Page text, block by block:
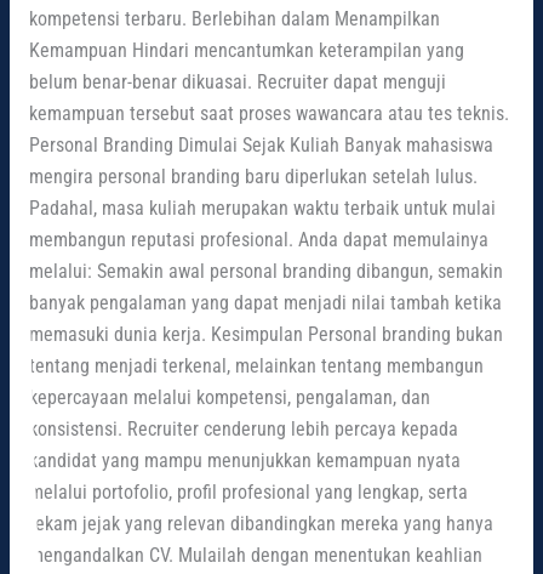
kompetensi terbaru. Berlebihan dalam Menampilkan
Kemampuan Hindari mencantumkan keterampilan yang
belum benar-benar dikuasai. Recruiter dapat menguji
kemampuan tersebut saat proses wawancara atau tes teknis.
Personal Branding Dimulai Sejak Kuliah Banyak mahasiswa
mengira personal branding baru diperlukan setelah lulus.
Padahal, masa kuliah merupakan waktu terbaik untuk mulai
membangun reputasi profesional. Anda dapat memulainya
melalui: Semakin awal personal branding dibangun, semakin
banyak pengalaman yang dapat menjadi nilai tambah ketika
memasuki dunia kerja. Kesimpulan Personal branding bukan
tentang menjadi terkenal, melainkan tentang membangun
kepercayaan melalui kompetensi, pengalaman, dan
konsistensi. Recruiter cenderung lebih percaya kepada
kandidat yang mampu menunjukkan kemampuan nyata
melalui portofolio, profil profesional yang lengkap, serta
rekam jejak yang relevan dibandingkan mereka yang hanya
mengandalkan CV. Mulailah dengan menentukan keahlian